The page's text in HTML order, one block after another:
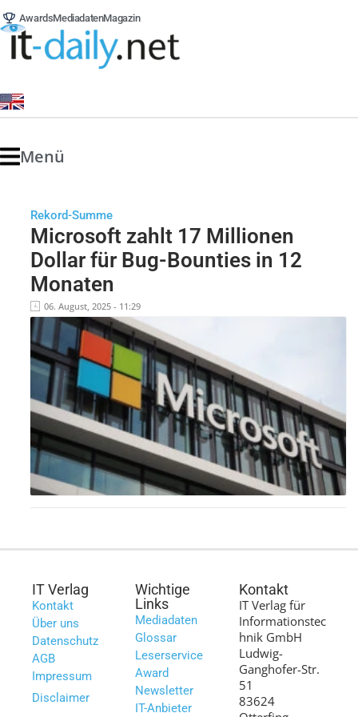
AwardsMediadatenMagazin
Menü
Rekord-Summe
Microsoft zahlt 17 Millionen
Dollar für Bug-Bounties in 12
Monaten
06. August, 2025 - 11:29
IT Verlag
Kontakt
Über uns
Datenschutz
AGB
Impressum
Disclaimer
Wichtige
Links
Mediadaten
Glossar
Leserservice
Award
Newsletter
IT-Anbieter
Kontakt
IT Verlag für
Informationstec
hnik GmbH
Ludwig-
Ganghofer-Str.
51
83624